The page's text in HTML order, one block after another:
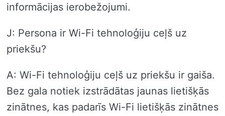
informācijas ierobežojumi.
J: Persona ir Wi-Fi tehnoloģiju ceļš uz
priekšu?
A: Wi-Fi tehnoloģiju ceļš uz priekšu ir gaiša.
Bez gala notiek izstrādātas jaunas lietišķās
zinātnes, kas padarīs Wi-Fi lietišķās zinātnes